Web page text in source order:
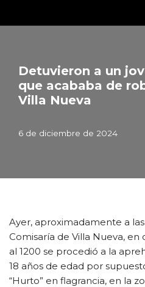
Detuvieron a un
que acababa de
Villa Nueva
6 de diciembre de 2024
Ayer, aproximadamente a
Comisaría de Villa Nueva,
al 1200 se procedió a la
18 años de edad por
“Hurto” en flagrancia, en la